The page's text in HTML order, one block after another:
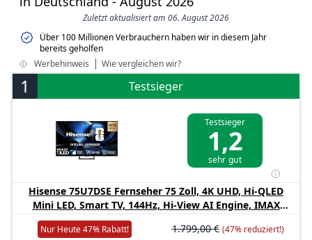
Zuletzt aktualisiert am 06. August 2026
Über 100 Millionen Verbrauchern haben wir in diesem Jahr
bereits geholfen
Werbehinweis
Wie vergleichen wir?
1 Testsieger
Testsieger
1,2
sehr gut
Hisense 75U7DSE Fernseher 75 Zoll, 4K UHD, Hi-QLED
Mini LED, Smart TV, 144Hz, Hi-View AI Engine, IMAX
Enhanced, AI Lichtsensor, Dolby Vision.Atmos, Tuned by
DeVialet, FreeSync Premium Pro [2026]
Nur Heute 47% Rabatt! 1.799,00 € (47% reduziert!)